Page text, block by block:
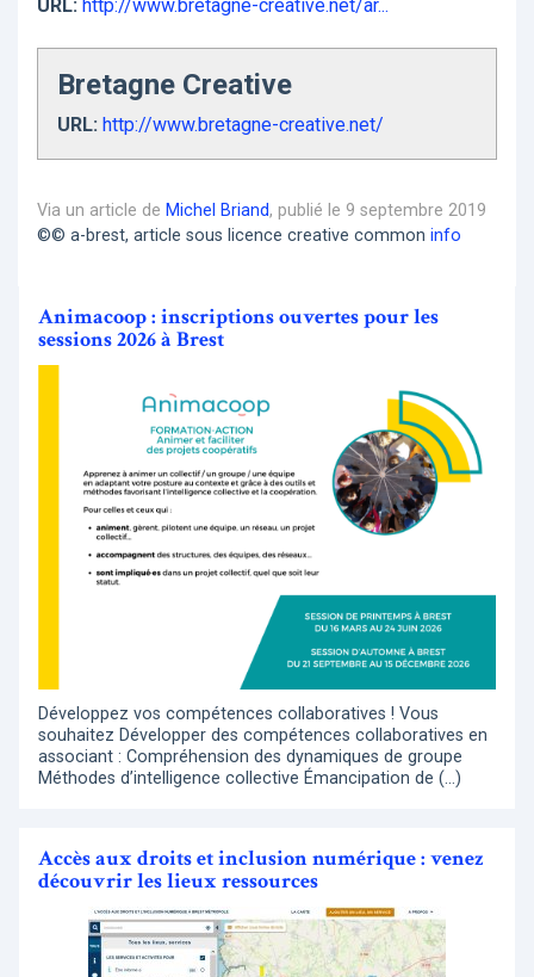
URL: http://www.bretagne-creative.net/ar...
Bretagne Creative
URL: http://www.bretagne-creative.net/
Via un article de Michel Briand, publié le 9 septembre 2019
©© a-brest, article sous licence creative common info
Animacoop : inscriptions ouvertes pour les
sessions 2026 à Brest
Développez vos compétences collaboratives ! Vous
souhaitez Développer des compétences collaboratives en
associant : Compréhension des dynamiques de groupe
Méthodes d’intelligence collective Émancipation de (…)
Accès aux droits et inclusion numérique : venez
découvrir les lieux ressources